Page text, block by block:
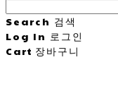
Search 검색
Log In 로그인
Cart 장바구니